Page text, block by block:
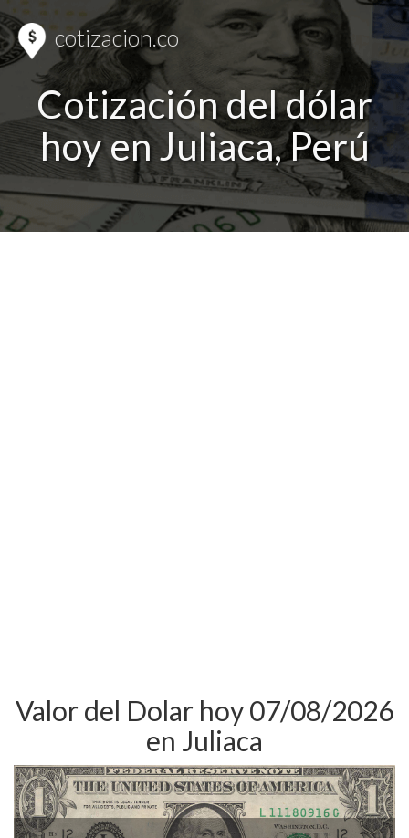
cotizacion.co
Cotización del dólar
hoy en Juliaca, Perú
Valor del Dolar hoy 07/08/2026
en Juliaca